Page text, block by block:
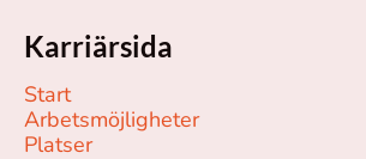
Karriärsida
Start
Arbetsmöjligheter
Platser